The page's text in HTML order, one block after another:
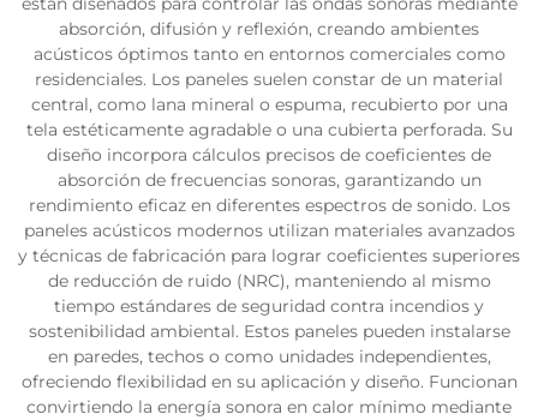
absorción, difusión y reflexión, creando ambientes
acústicos óptimos tanto en entornos comerciales como
residenciales. Los paneles suelen constar de un material
central, como lana mineral o espuma, recubierto por una
tela estéticamente agradable o una cubierta perforada. Su
diseño incorpora cálculos precisos de coeficientes de
absorción de frecuencias sonoras, garantizando un
rendimiento eficaz en diferentes espectros de sonido. Los
paneles acústicos modernos utilizan materiales avanzados
y técnicas de fabricación para lograr coeficientes superiores
de reducción de ruido (NRC), manteniendo al mismo
tiempo estándares de seguridad contra incendios y
sostenibilidad ambiental. Estos paneles pueden instalarse
en paredes, techos o como unidades independientes,
ofreciendo flexibilidad en su aplicación y diseño. Funcionan
convirtiendo la energía sonora en calor mínimo mediante